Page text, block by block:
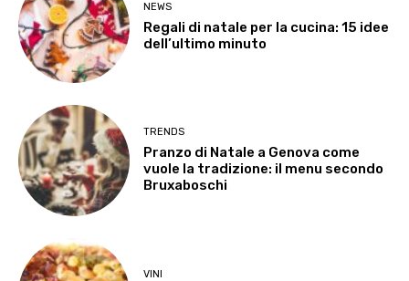
NEWS
Regali di natale per la cucina: 15 idee
dell’ultimo minuto
TRENDS
Pranzo di Natale a Genova come
vuole la tradizione: il menu secondo
Bruxaboschi
VINI